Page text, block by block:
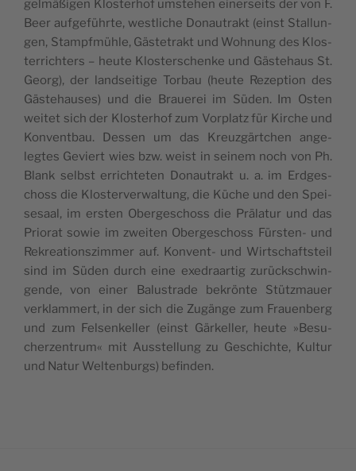
gelmäßi­gen Klos­te­rhof umste­hen einer­seits der von F.
Beer auf­geführte, west­liche Donau­trakt (einst Stal­lun­
gen, Stampfmühle, Gäs­te­trakt und Woh­nung des Klos­
ter­rich­ters – heute Klos­ter­schenke und Gäs­te­haus St.
Georg), der land­sei­tige Tor­bau (heute Rezep­tion des
Gäs­te­hauses) und die Braue­rei im Süden. Im Osten
wei­tet sich der Klos­te­rhof zum Vor­platz für Kirche und
Kon­vent­bau. Des­sen um das Kreuzgärt­chen ange­
legtes Geviert wies bzw. weist in sei­nem noch von Ph.
Blank selbst errich­te­ten Donau­trakt u. a. im Erd­ges­
choss die Klos­ter­ver­wal­tung, die Küche und den Spei­
se­saal, im ers­ten Ober­ges­choss die Prä­la­tur und das
Prio­rat sowie im zwei­ten Ober­ges­choss Fürs­ten- und
Rekrea­tions­zim­mer auf. Konvent- und Wirt­schafts­teil
sind im Süden durch eine exe­draar­tig zurück­sch­win­
gende, von einer Balus­trade bekrönte Stütz­mauer
verk­lam­mert, in der sich die Zugänge zum Frauen­berg
und zum Fel­sen­kel­ler (einst Gär­kel­ler, heute »Besu­
cher­zen­trum« mit Auss­tel­lung zu Ges­chichte, Kul­tur
und Natur Wel­ten­burgs) befinden.